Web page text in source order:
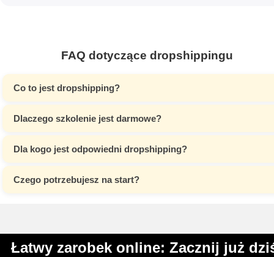
FAQ dotyczące dropshippingu
Co to jest dropshipping?
Dlaczego szkolenie jest darmowe?
Dla kogo jest odpowiedni dropshipping?
Czego potrzebujesz na start?
Łatwy zarobek online: Zacznij już